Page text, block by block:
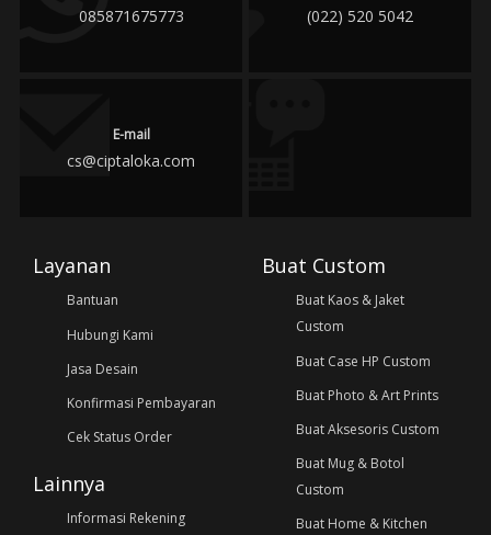
085871675773 (022) 520 5042
E-mail
cs@ciptaloka.com
Layanan
Bantuan
Hubungi Kami
Jasa Desain
Konfirmasi Pembayaran
Cek Status Order
Lainnya
Informasi Rekening
Buat Custom
Buat Kaos & Jaket
Custom
Buat Case HP Custom
Buat Photo & Art Prints
Buat Aksesoris Custom
Buat Mug & Botol
Custom
Buat Home & Kitchen